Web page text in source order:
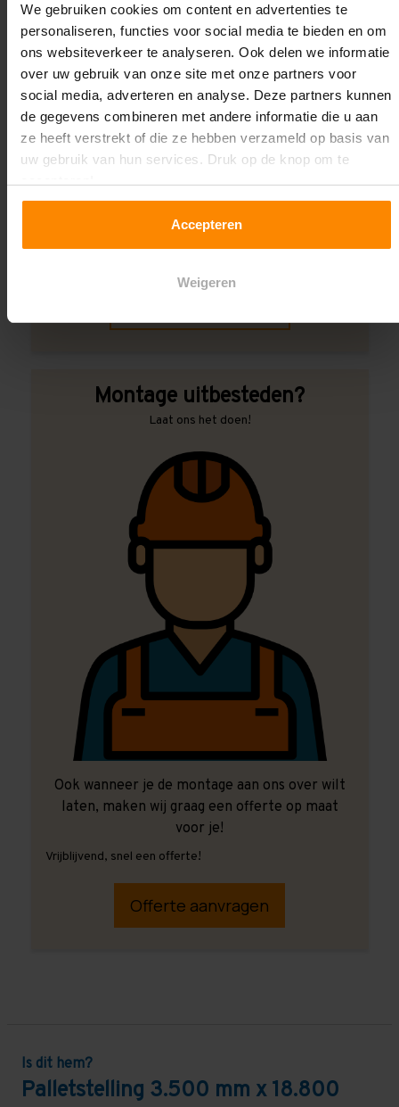
We gebruiken cookies om content en advertenties te
personaliseren, functies voor social media te bieden en om
ons websiteverkeer te analyseren. Ook delen we informatie
over uw gebruik van onze site met onze partners voor
social media, adverteren en analyse. Deze partners kunnen
de gegevens combineren met andere informatie die u aan
ze heeft verstrekt of die ze hebben verzameld op basis van
uw gebruik van hun services. Druk op de knop om te
Accepteren
Weigeren
Oplossing op maat nodig?
Wij kunnen je helpen!
draagkrachten? Speciale uitvoeringen? Onze
experts werken het graag uit! Maatwerk is onze
specialiteit!
Montage uitbesteden?
Laat ons het doen!
Ook wanneer je de montage aan ons over wilt
laten, maken wij graag een offerte op maat
voor je!
Vrijblijvend, snel een offerte!
Offerte aanvragen
Is dit hem?
Palletstelling 3.500 mm x 18.800